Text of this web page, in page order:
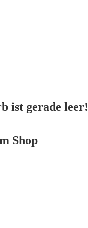
ist gerade leer!
Shop